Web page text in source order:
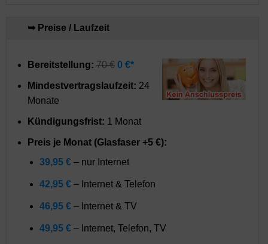
➥ Preise / Laufzeit
Bereitstellung: 70 € 0 €*
Mindestvertragslaufzeit: 24
Monate
Kündigungsfrist: 1 Monat
Preis je Monat (Glasfaser +5 €):
39,95 € – nur Internet
42,95 € – Internet & Telefon
46,95 € – Internet & TV
49,95 € – Internet, Telefon, TV